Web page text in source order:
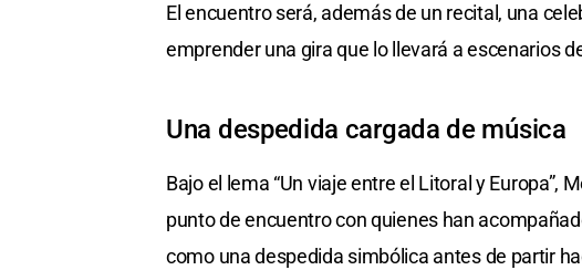
El encuentro será, además de un recital, una
emprender una gira que lo llevará a escenarios
Una despedida cargada de música
Bajo el lema “Un viaje entre el Litoral y
punto de encuentro con quienes han
como una despedida simbólica antes de partir